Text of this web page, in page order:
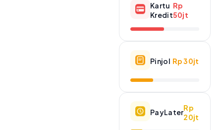
Kartu
Kredit
Rp
50jt
Pinjol Rp 30jt
PayLater
Rp
20jt